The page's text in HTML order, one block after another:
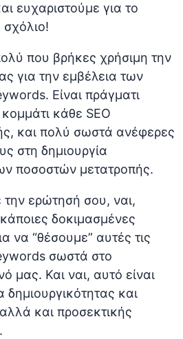
ευχαριστούμε για το
σχόλιο!
που βρήκες χρήσιμη την
για την εμβέλεια των
Είναι πράγματι
κάθε SEO
και πολύ σωστά ανέφερες
στη δημιουργία
ποσοστών μετατροπής.
την ερώτησή σου, ναι,
δοκιμασμένες
να “θέσουμε” αυτές τις
σωστά στο
μας. Και ναι, αυτό είναι
δημιουργικότητας και
και προσεκτικής